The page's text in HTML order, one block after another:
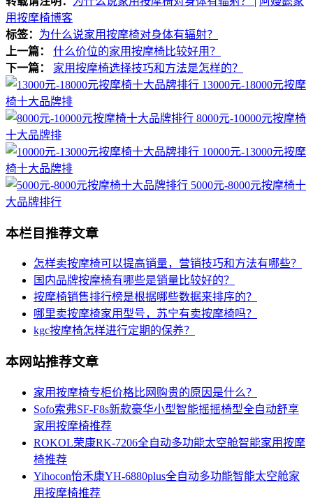
用按摩椅博客
标签： 为什么说家用按摩椅对身体有辐射？
上一篇：
什么价位的家用按摩椅比较好用？
下一篇：
家用按摩椅选择技巧和方法是怎样的？
13000元-18000元按摩
椅十大品牌排
8000元-10000元按摩椅
十大品牌排
10000元-13000元按摩
椅十大品牌排
5000元-8000元按摩椅十
大品牌排行
本栏目推荐文章
怎样卖按摩椅可以提高销量，营销技巧和方法有哪些？
国内品牌按摩椅有哪些是销量比较好的？
按摩椅销售排行榜是根据哪些数据来排序的？
哪里卖按摩椅家用型号，苏宁有卖按摩椅吗？
kgc按摩椅怎样进行定期的保养？
本网站推荐文章
家用按摩椅专柜价格比网购贵的原因是什么？
Sofo索弗SF-F8s新款豪华小型智能摇摇椅型全自动舒享
家用按摩椅推荐
ROKOL荣康RK-7206全自动多功能太空舱智能家用按摩
椅推荐
Yihocon怡禾康YH-6880plus全自动多功能智能太空舱家
用按摩椅推荐